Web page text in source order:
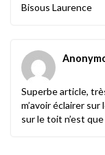
Bisous Laurence
Superbe article,
m’avoir éclairer
sur le toit n’est